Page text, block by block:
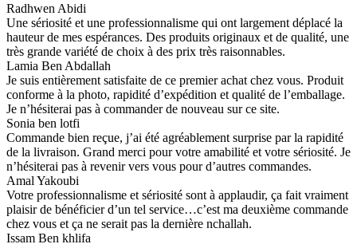
Radhwen Abidi
Une sériosité et une professionnalisme qui ont largement déplacé la
hauteur de mes espérances. Des produits originaux et de qualité, une
très grande variété de choix à des prix très raisonnables.
Lamia Ben Abdallah
Je suis entièrement satisfaite de ce premier achat chez vous. Produit
conforme à la photo, rapidité d’expédition et qualité de l’emballage.
Je n’hésiterai pas à commander de nouveau sur ce site.
Sonia ben lotfi
Commande bien reçue, j’ai été agréablement surprise par la rapidité
de la livraison. Grand merci pour votre amabilité et votre sériosité. Je
n’hésiterai pas à revenir vers vous pour d’autres commandes.
Amal Yakoubi
Votre professionnalisme et sériosité sont à applaudir, ça fait vraiment
plaisir de bénéficier d’un tel service…c’est ma deuxième commande
chez vous et ça ne serait pas la dernière nchallah.
Issam Ben khlifa